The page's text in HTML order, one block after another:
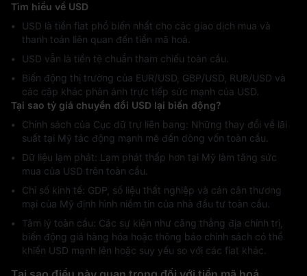
Tìm hiểu về USD
USD là tiền fiat phổ biến nhất cho các giao dịch mua và
thanh toán liên quan đến tiền mã hoá.
USD vẫn là tiền tệ chuẩn tham chiếu toàn cầu.
Biến động thị trường của EUR/USD, GBP/USD, RUB/USD và
các cặp khác phản ánh trực tiếp sức mạnh của USD.
Tại sao tỷ giá chuyển đổi USD lại biến động?
Chính sách của Cục dữ trự liên bang: Những thay đổi về lãi
suất tại Mỹ tác động mạnh mẽ đến dòng vốn toàn cầu.
Dữ liệu lạm phát: Lạm phát thấp hơn tại Mỹ làm tăng sức
mua của USD trên toàn cầu.
Chỉ số kinh tế: GDP, số liệu thất nghiệp và cán cân thương
mại của Mỹ định hình niềm tin của nhà đầu tư toàn cầu.
Tâm lý toàn cầu: Các sự kiện như căng thẳng địa chính trị,
biến động giá hàng hóa hoặc thông báo chính sách có thể
khiến USD mạnh lên hoặc suy yếu so với các fiat khác.